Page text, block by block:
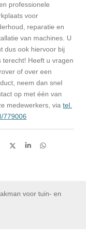
professionele
voor
reparatie en
van machines. U
dus ook hiervoor bij
terecht! Heeft u vragen
of over een
neem dan snel
op met één van
medewerkers, via tel.
779006
D
S
D
voor tuin- en